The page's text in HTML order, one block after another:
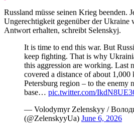
Russland müsse seinen Krieg beenden.
Ungerechtigkeit gegenüber der Ukraine
Antwort erhalten, schreibt Selenskyj.
It is time to end this war. But
keep fighting. That is why
this aggression are working. Last
covered a distance of about 1,000
Petersburg region – to the enemy
base… pic.twitter.com/
— Volodymyr Zelenskyy /
(@ZelenskyyUa) June 6, 2026